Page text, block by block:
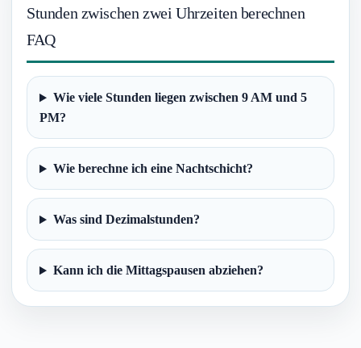
Stunden zwischen zwei Uhrzeiten berechnen
FAQ
Wie viele Stunden liegen zwischen 9 AM und 5
PM?
Wie berechne ich eine Nachtschicht?
Was sind Dezimalstunden?
Kann ich die Mittagspausen abziehen?